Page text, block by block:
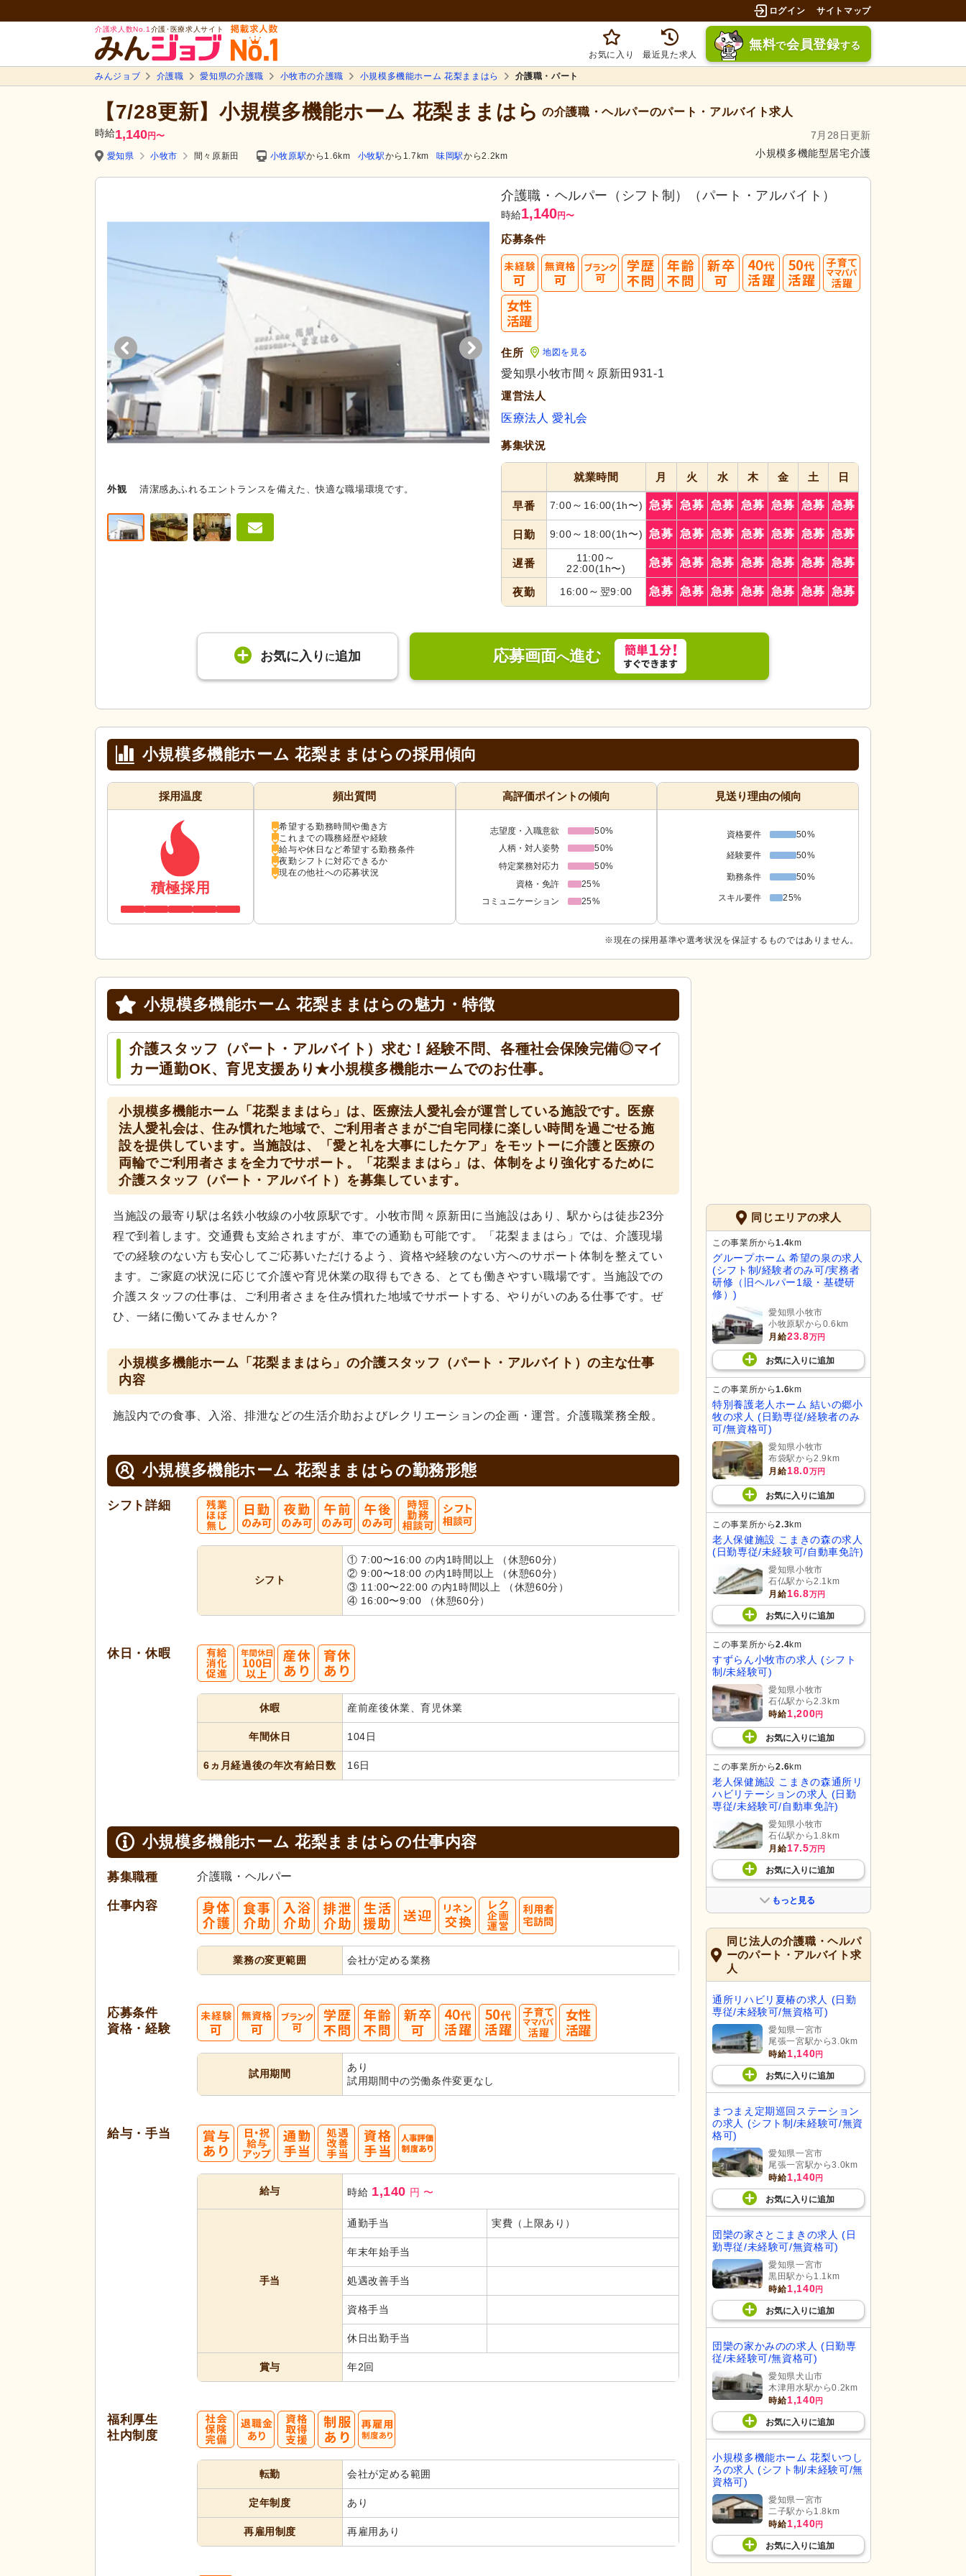
ログイン サイトマップ
介護求人数No.1 介護･医療求人サイト
お気に入り 最近見た求人
無料で会員登録する
みんジョブ 介護職 愛知県の介護職 小牧市の介護職 小規模多機能ホーム 花梨ままはら 介護職・パート
【7/28更新】小規模多機能ホーム 花梨ままはら の介護職・ヘルパーのパート・アルバイト求人
時給1,140円〜
7月28日更新
小規模多機能型居宅介護
愛知県 小牧市 間々原新田 小牧原駅から1.6km 小牧駅から1.7km 味岡駅から2.2km
外観 清潔感あふれるエントランスを備えた、快適な職場環境です。 リビング
広々としたリビングルームは、自然光が差し込み、心地よいリラックス空
間となっています。家具配置が工夫され、ゆったりくつろげます。
介護職・ヘルパー（シフト制）（パート・アルバイト）
時給1,140円〜
応募条件
住所 地図を見る
愛知県小牧市間々原新田931-1
運営法人
医療法人 愛礼会
募集状況
就業時間 月 火 水 木 金 土 日
早番 7:00～ 16:00(1h〜) 急募 急募 急募 急募 急募 急募 急募
日勤 9:00～ 18:00(1h〜) 急募 急募 急募 急募 急募 急募 急募
遅番 11:00～
22:00(1h〜) 急募 急募 急募 急募 急募 急募 急募
夜勤 16:00～ 翌9:00 急募 急募 急募 急募 急募 急募 急募
お気に入り に追加 応募画面へ進む
小規模多機能ホーム 花梨ままはらの採用傾向
採用温度
積極採用
頻出質問
希望する勤務時間や働き方
これまでの職務経歴や経験
給与や休日など希望する勤務条件
夜勤シフトに対応できるか
現在の他社への応募状況
高評価ポイントの傾向
志望度・入職意欲
50%
人柄・対人姿勢
50%
特定業務対応力
50%
資格・免許
25%
コミュニケーション
25%
見送り理由の傾向
資格要件 50%
経験要件 50%
勤務条件 50%
スキル要件 25%
※現在の採用基準や選考状況を保証するものではありません。
小規模多機能ホーム 花梨ままはらの魅力・特徴
介護スタッフ（パート・アルバイト）求む！経験不問、各種社会保険完備◎マイ
カー通勤OK、育児支援あり★小規模多機能ホームでのお仕事。
小規模多機能ホーム「花梨ままはら」は、医療法人愛礼会が運営している施設です。医療
法人愛礼会は、住み慣れた地域で、ご利用者さまがご自宅同様に楽しい時間を過ごせる施
設を提供しています。当施設は、「愛と礼を大事にしたケア」をモットーに介護と医療の
両輪でご利用者さまを全力でサポート。「花梨ままはら」は、体制をより強化するために
介護スタッフ（パート・アルバイト）を募集しています。
当施設の最寄り駅は名鉄小牧線の小牧原駅です。小牧市間々原新田に当施設はあり、駅からは徒歩23分
程で到着します。交通費も支給されますが、車での通勤も可能です。「花梨ままはら」では、介護現場
での経験のない方も安心してご応募いただけるよう、資格や経験のない方へのサポート体制を整えてい
ます。ご家庭の状況に応じて介護や育児休業の取得もできる、とても働きやすい職場です。当施設での
介護スタッフの仕事は、ご利用者さまを住み慣れた地域でサポートする、やりがいのある仕事です。ぜ
ひ、一緒に働いてみませんか？
小規模多機能ホーム「花梨ままはら」の介護スタッフ（パート・アルバイト）の主な仕事
内容
施設内での食事、入浴、排泄などの生活介助およびレクリエーションの企画・運営。介護職業務全般。
小規模多機能ホーム 花梨ままはらの勤務形態
シフト詳細
シフト
① 7:00〜16:00 の内1時間以上 （休憩60分）
② 9:00〜18:00 の内1時間以上 （休憩60分）
③ 11:00〜22:00 の内1時間以上 （休憩60分）
④ 16:00〜9:00 （休憩60分）
休日・休暇
休暇 産前産後休業、育児休業
年間休日 104日
6ヵ月経過後の年次有給日数 16日
小規模多機能ホーム 花梨ままはらの仕事内容
募集職種 介護職・ヘルパー
仕事内容
業務の変更範囲 会社が定める業務
応募条件
資格・経験
試用期間
あり
試用期間中の労働条件変更なし
給与・手当
給与 時給 1,140 円 〜
手当
通勤手当 実費（上限あり）
年末年始手当
処遇改善手当
資格手当
休日出勤手当
賞与 年2回
福利厚生
社内制度
転勤 会社が定める範囲
定年制度 あり
再雇用制度 再雇用あり
同じエリアの求人
この事業所から1.4km
グループホーム 希望の泉の求人
(シフト制/経験者のみ可/実務者
研修（旧ヘルパー1級・基礎研
修）)
愛知県小牧市
小牧原駅から0.6km
月給23.8万円
お気に入り に追加
この事業所から1.6km
特別養護老人ホーム 結いの郷小
牧の求人 (日勤専従/経験者のみ
可/無資格可)
愛知県小牧市
布袋駅から2.9km
月給18.0万円
お気に入り に追加
この事業所から2.3km
老人保健施設 こまきの森の求人
(日勤専従/未経験可/自動車免許)
愛知県小牧市
石仏駅から2.1km
月給16.8万円
お気に入り に追加
この事業所から2.4km
すずらん小牧市の求人 (シフト
制/未経験可)
愛知県小牧市
石仏駅から2.3km
時給1,200円
お気に入り に追加
この事業所から2.6km
老人保健施設 こまきの森通所リ
ハビリテーションの求人 (日勤
専従/未経験可/自動車免許)
愛知県小牧市
石仏駅から1.8km
月給17.5万円
お気に入り に追加
もっと見る
同じ法人の介護職・ヘルパ
ーのパート・アルバイト求
人
通所リハビリ夏椿の求人 (日勤
専従/未経験可/無資格可)
愛知県一宮市
尾張一宮駅から3.0km
時給1,140円
お気に入り に追加
まつまえ定期巡回ステーション
の求人 (シフト制/未経験可/無資
格可)
愛知県一宮市
尾張一宮駅から3.0km
時給1,140円
お気に入り に追加
団欒の家さとこまきの求人 (日
勤専従/未経験可/無資格可)
愛知県一宮市
黒田駅から1.1km
時給1,140円
お気に入り に追加
団欒の家かみのの求人 (日勤専
従/未経験可/無資格可)
愛知県犬山市
木津用水駅から0.2km
時給1,140円
お気に入り に追加
小規模多機能ホーム 花梨いつし
ろの求人 (シフト制/未経験可/無
資格可)
愛知県一宮市
二子駅から1.8km
時給1,140円
お気に入り に追加